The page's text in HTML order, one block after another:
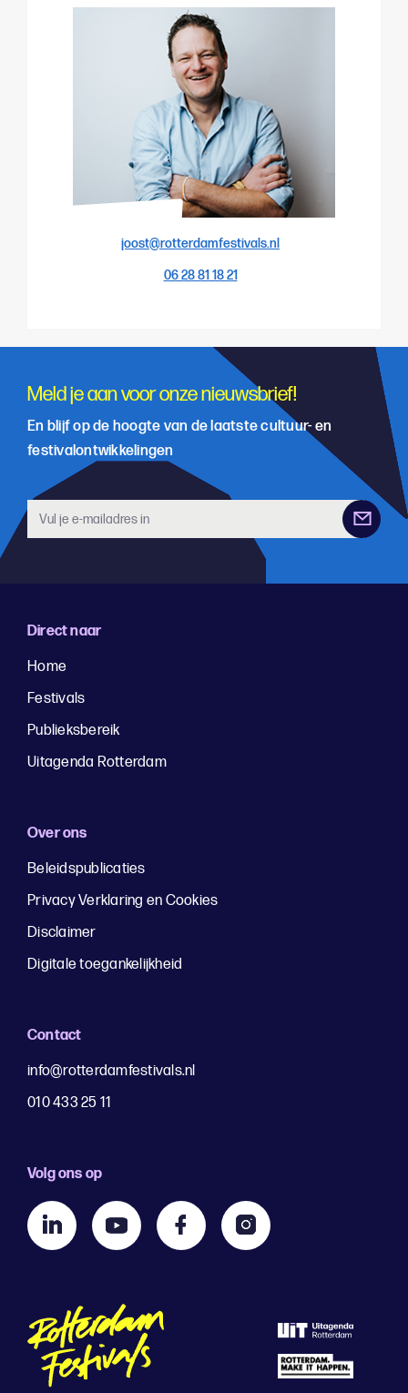
joost@rotterdamfestivals.nl
06 28 81 18 21
Meld je aan voor onze nieuwsbrief!
En blijf op de hoogte van de laatste cultuur- en
festivalontwikkelingen
Direct naar
Home
Festivals
Publieksbereik
Uitagenda Rotterdam
Over ons
Beleidspublicaties
Privacy Verklaring en Cookies
Disclaimer
Digitale toegankelijkheid
Contact
info@rotterdamfestivals.nl
010 433 25 11
Volg ons op